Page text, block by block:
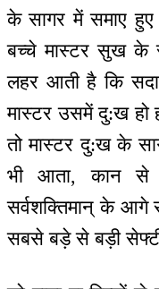
के सागर में समाए
बच्चे मास्टर सुख के
लहर आती है कि
मास्टर उसमें दु:ख
तो मास्टर दु:ख के
भी आता, कान
सर्वशक्तिमान् के आगे
सबसे बड़े से बड़ी